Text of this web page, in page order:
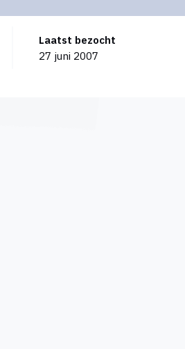
Laatst bezocht
27 juni 2007